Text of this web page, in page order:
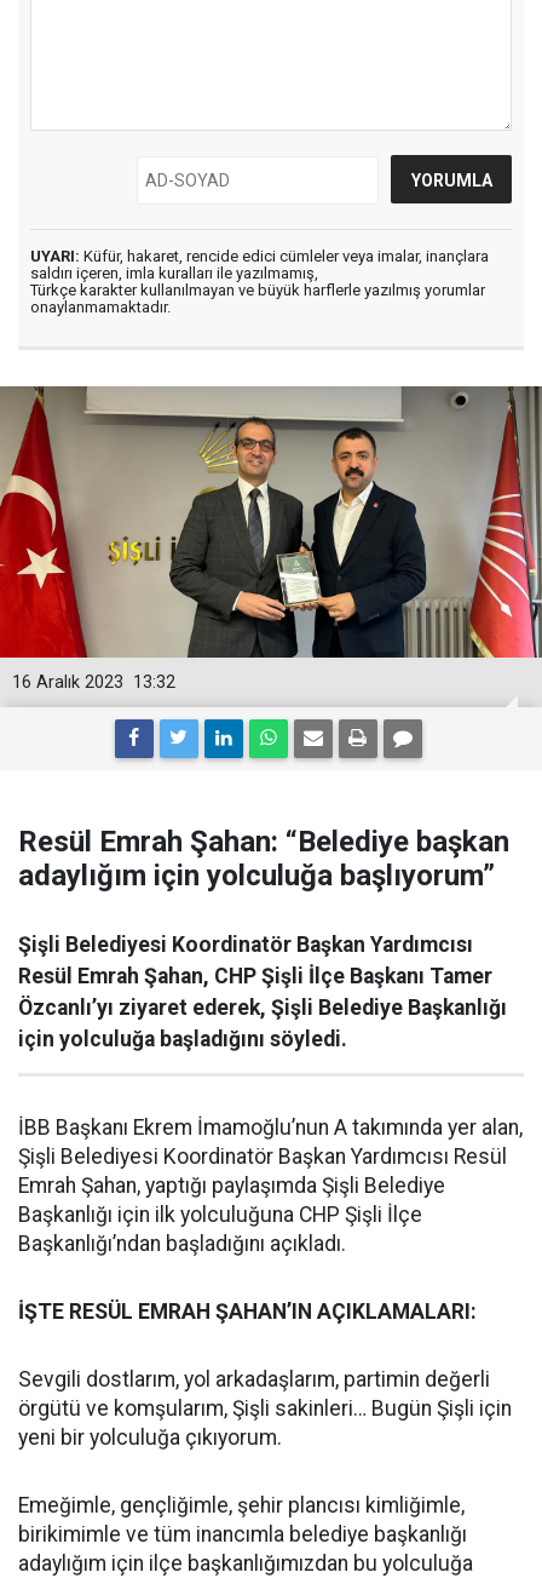
UYARI: Küfür, hakaret, rencide edici cümleler veya imalar, inançlara
saldırı içeren, imla kuralları ile yazılmamış,
Türkçe karakter kullanılmayan ve büyük harflerle yazılmış yorumlar
onaylanmamaktadır.
13:32
16 Aralık 2023
Resül Emrah Şahan: “Belediye başkan
adaylığım için yolculuğa başlıyorum”
Şişli Belediyesi Koordinatör Başkan Yardımcısı
Resül Emrah Şahan, CHP Şişli İlçe Başkanı Tamer
Özcanlı’yı ziyaret ederek, Şişli Belediye Başkanlığı
için yolculuğa başladığını söyledi.
İBB Başkanı Ekrem İmamoğlu’nun A takımında yer alan,
Şişli Belediyesi Koordinatör Başkan Yardımcısı Resül
Emrah Şahan, yaptığı paylaşımda Şişli Belediye
Başkanlığı için ilk yolculuğuna CHP Şişli İlçe
Başkanlığı’ndan başladığını açıkladı.
İŞTE RESÜL EMRAH ŞAHAN’IN AÇIKLAMALARI:
Sevgili dostlarım, yol arkadaşlarım, partimin değerli
örgütü ve komşularım, Şişli sakinleri… Bugün Şişli için
yeni bir yolculuğa çıkıyorum.
Emeğimle, gençliğimle, şehir plancısı kimliğimle,
birikimimle ve tüm inancımla belediye başkanlığı
adaylığım için ilçe başkanlığımızdan bu yolculuğa